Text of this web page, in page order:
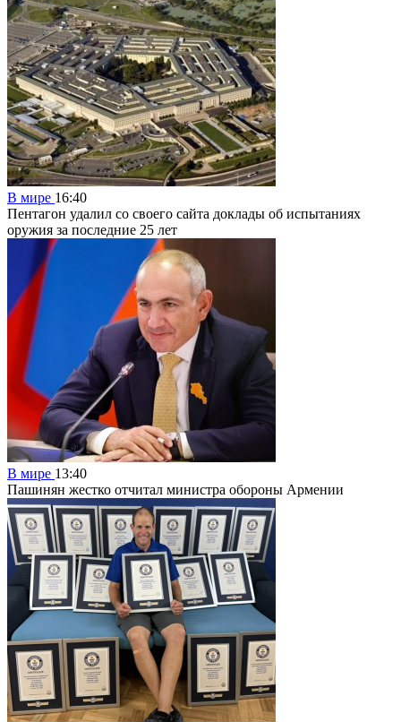
В мире 16:40
Пентагон удалил со своего сайта доклады об испытаниях
оружия за последние 25 лет
В мире 13:40
Пашинян жестко отчитал министра обороны Армении